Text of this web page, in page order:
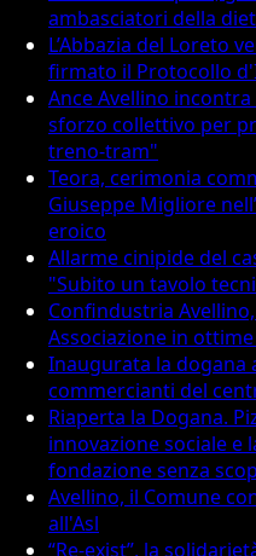
ambasciatori della
L’Abbazia del Loreto
firmato il Protocollo
Ance Avellino incontra
sforzo collettivo per
treno-tram"
Teora, cerimonia
Giuseppe Migliore
eroico
Allarme cinipide del
"Subito un tavolo
Confindustria
Associazione in
Inaugurata la dogana
commercianti del
Riaperta la Dogana.
innovazione sociale e
fondazione senza
Avellino, il Comune
all'Asl
“Re-exist”, la